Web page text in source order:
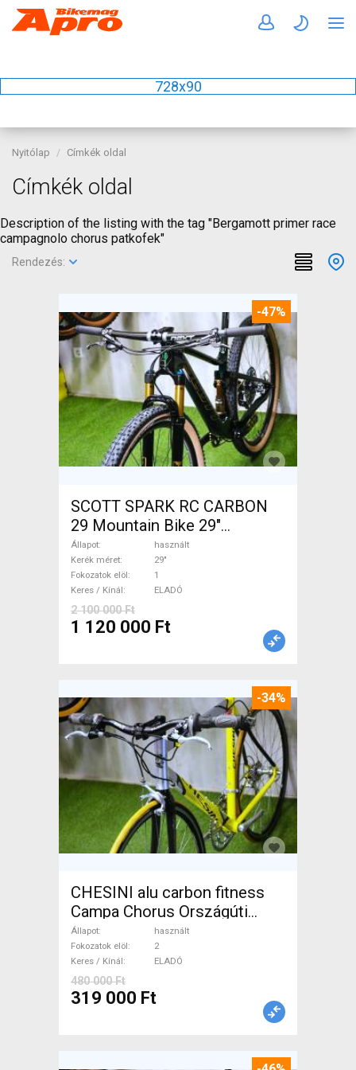
728x90
Nyitólap Címkék oldal
Címkék oldal
Description of the listing with the tag "Bergamott primer race
campagnolo chorus patkofek"
Rendezés:
-47%
SCOTT SPARK RC CARBON
29 Mountain Bike 29"
össztelós / fully használt
ELADÓ
Állapot
használt
Kerék méret
29"
Fokozatok elöl
1
Keres / Kínál
ELADÓ
2 100 000 Ft
1 120 000 Ft
-34%
CHESINI alu carbon fitness
Campa Chorus Országúti
használt ELADÓ
Állapot
használt
Fokozatok elöl
2
Keres / Kínál
ELADÓ
480 000 Ft
319 000 Ft